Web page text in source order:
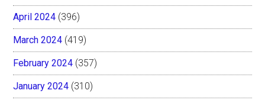
April 2024 (396)
March 2024 (419)
February 2024 (357)
January 2024 (310)